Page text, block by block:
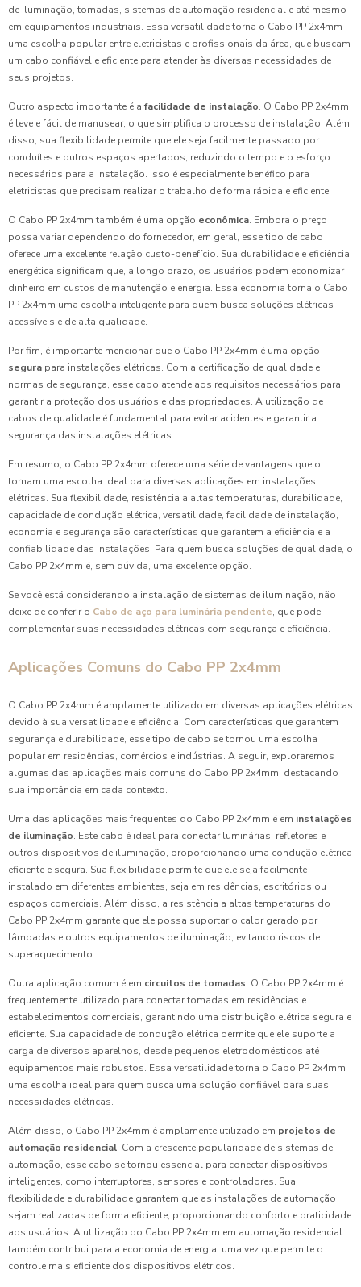
de iluminação, tomadas, sistemas de automação residencial e até mesmo
em equipamentos industriais. Essa versatilidade torna o Cabo PP 2x4mm
uma escolha popular entre eletricistas e profissionais da área, que buscam
um cabo confiável e eficiente para atender às diversas necessidades de
seus projetos.
Outro aspecto importante é a facilidade de instalação. O Cabo PP 2x4mm
é leve e fácil de manusear, o que simplifica o processo de instalação. Além
disso, sua flexibilidade permite que ele seja facilmente passado por
conduítes e outros espaços apertados, reduzindo o tempo e o esforço
necessários para a instalação. Isso é especialmente benéfico para
eletricistas que precisam realizar o trabalho de forma rápida e eficiente.
O Cabo PP 2x4mm também é uma opção econômica. Embora o preço
possa variar dependendo do fornecedor, em geral, esse tipo de cabo
oferece uma excelente relação custo-benefício. Sua durabilidade e eficiência
energética significam que, a longo prazo, os usuários podem economizar
dinheiro em custos de manutenção e energia. Essa economia torna o Cabo
PP 2x4mm uma escolha inteligente para quem busca soluções elétricas
acessíveis e de alta qualidade.
Por fim, é importante mencionar que o Cabo PP 2x4mm é uma opção
segura para instalações elétricas. Com a certificação de qualidade e
normas de segurança, esse cabo atende aos requisitos necessários para
garantir a proteção dos usuários e das propriedades. A utilização de
cabos de qualidade é fundamental para evitar acidentes e garantir a
segurança das instalações elétricas.
Em resumo, o Cabo PP 2x4mm oferece uma série de vantagens que o
tornam uma escolha ideal para diversas aplicações em instalações
elétricas. Sua flexibilidade, resistência a altas temperaturas, durabilidade,
capacidade de condução elétrica, versatilidade, facilidade de instalação,
economia e segurança são características que garantem a eficiência e a
confiabilidade das instalações. Para quem busca soluções de qualidade, o
Cabo PP 2x4mm é, sem dúvida, uma excelente opção.
Se você está considerando a instalação de sistemas de iluminação, não
deixe de conferir o Cabo de aço para luminária pendente, que pode
complementar suas necessidades elétricas com segurança e eficiência.
Aplicações Comuns do Cabo PP 2x4mm
O Cabo PP 2x4mm é amplamente utilizado em diversas aplicações elétricas
devido à sua versatilidade e eficiência. Com características que garantem
segurança e durabilidade, esse tipo de cabo se tornou uma escolha
popular em residências, comércios e indústrias. A seguir, exploraremos
algumas das aplicações mais comuns do Cabo PP 2x4mm, destacando
sua importância em cada contexto.
Uma das aplicações mais frequentes do Cabo PP 2x4mm é em instalações
de iluminação. Este cabo é ideal para conectar luminárias, refletores e
outros dispositivos de iluminação, proporcionando uma condução elétrica
eficiente e segura. Sua flexibilidade permite que ele seja facilmente
instalado em diferentes ambientes, seja em residências, escritórios ou
espaços comerciais. Além disso, a resistência a altas temperaturas do
Cabo PP 2x4mm garante que ele possa suportar o calor gerado por
lâmpadas e outros equipamentos de iluminação, evitando riscos de
superaquecimento.
Outra aplicação comum é em circuitos de tomadas. O Cabo PP 2x4mm é
frequentemente utilizado para conectar tomadas em residências e
estabelecimentos comerciais, garantindo uma distribuição elétrica segura e
eficiente. Sua capacidade de condução elétrica permite que ele suporte a
carga de diversos aparelhos, desde pequenos eletrodomésticos até
equipamentos mais robustos. Essa versatilidade torna o Cabo PP 2x4mm
uma escolha ideal para quem busca uma solução confiável para suas
necessidades elétricas.
Além disso, o Cabo PP 2x4mm é amplamente utilizado em projetos de
automação residencial. Com a crescente popularidade de sistemas de
automação, esse cabo se tornou essencial para conectar dispositivos
inteligentes, como interruptores, sensores e controladores. Sua
flexibilidade e durabilidade garantem que as instalações de automação
sejam realizadas de forma eficiente, proporcionando conforto e praticidade
aos usuários. A utilização do Cabo PP 2x4mm em automação residencial
também contribui para a economia de energia, uma vez que permite o
controle mais eficiente dos dispositivos elétricos.